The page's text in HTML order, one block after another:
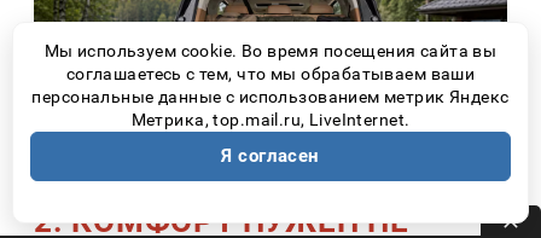
2. КОМФОРТ НУЖЕН НЕ
Мы используем cookie. Во время посещения сайта вы
соглашаетесь с тем, что мы обрабатываем ваши
персональные данные с использованием метрик Яндекс
Метрика, top.mail.ru, LiveInternet.
Я согласен